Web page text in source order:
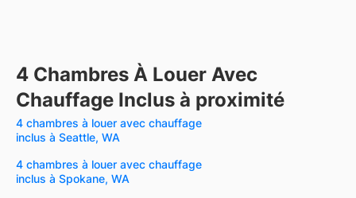
4 Chambres À Louer Avec
Chauffage Inclus à proximité
4 chambres à louer avec chauffage
inclus à Seattle, WA
4 chambres à louer avec chauffage
inclus à Spokane, WA